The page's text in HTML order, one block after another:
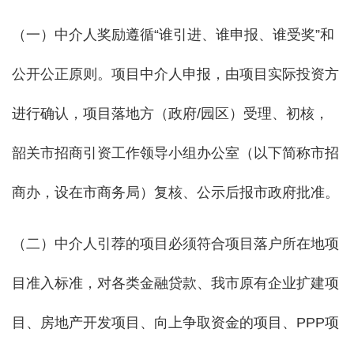
（一）中介人奖励遵循“谁引进、谁申报、谁受奖”和
公开公正原则。项目中介人申报，由项目实际投资方
进行确认，项目落地方（政府/园区）受理、初核，
韶关市招商引资工作领导小组办公室（以下简称市招
商办，设在市商务局）复核、公示后报市政府批准。
（二）中介人引荐的项目必须符合项目落户所在地项
目准入标准，对各类金融贷款、我市原有企业扩建项
目、房地产开发项目、向上争取资金的项目、PPP项